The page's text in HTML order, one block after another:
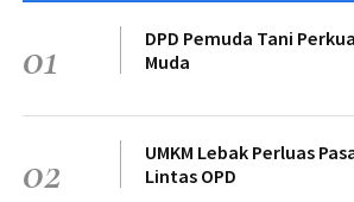
01
DPD Pemuda Tani
Muda
02
UMKM Lebak Perluas
Lintas OPD